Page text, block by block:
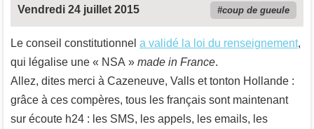
Vendredi 24 juillet 2015 coup de gueule
Le conseil constitutionnel a validé la loi du renseignement,
qui légalise une « NSA » made in France.
Allez, dites merci à Cazeneuve, Valls et tonton Hollande :
grâce à ces compères, tous les français sont maintenant
sur écoute h24 : les SMS, les appels, les emails, les